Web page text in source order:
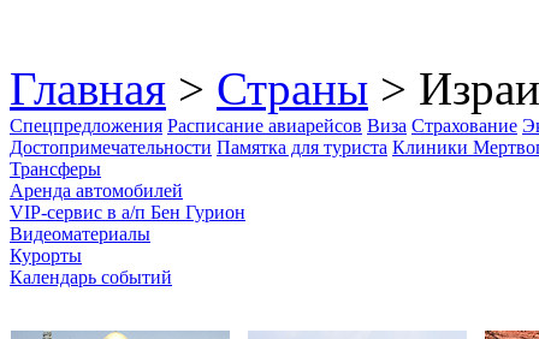
Главная > Страны >
Спецпредложения Расписание авиарейсов Виза Страхование
Достопримечательности Памятка для туриста Клиники
Трансферы
Аренда автомобилей
VIP-сервис в а/п Бен Гурион
Видеоматериалы
Курорты
Календарь событий